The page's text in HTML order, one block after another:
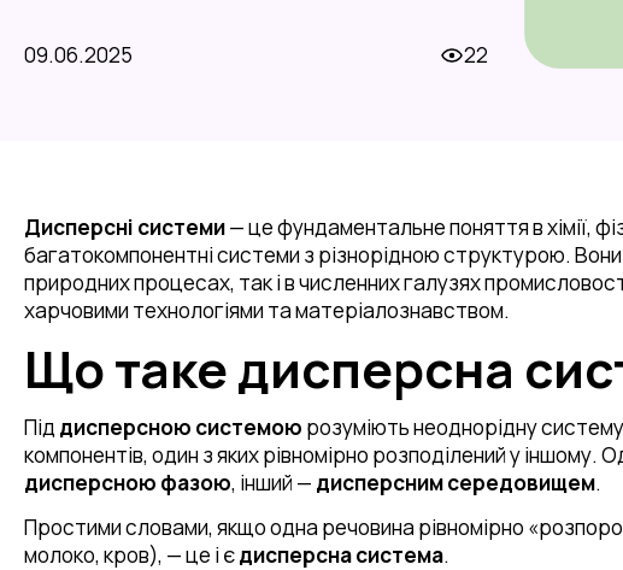
09.06.2025 22
Дисперсні системи— це фундаментальне поняття в хімії,
багатокомпонентні системи з різнорідною структурою.
природних процесах, так і в численних галузях
харчовими технологіями та матеріалознавством.
Що таке дисперсна
Під дисперсною системою розуміють неоднорідну
компонентів, один з яких рівномірно розподілений у іншому.
дисперсною фазою, інший — дисперсним середовищем.
Простими словами, якщо одна речовина рівномірно
молоко, кров), — це і єдисперсна система.